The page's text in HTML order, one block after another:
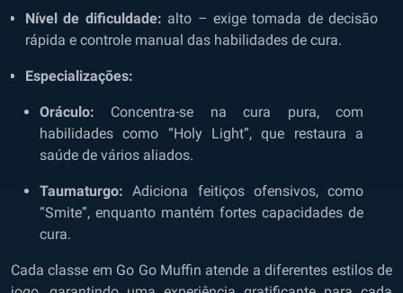
Nível de dificuldade: alto – exige tomada de decisão
rápida e controle manual das habilidades de cura.
Especializações:
Oráculo: Concentra-se na cura pura, com
habilidades como “Holy Light”, que restaura a
saúde de vários aliados.
Taumaturgo: Adiciona feitiços ofensivos, como
“Smite”, enquanto mantém fortes capacidades de
cura.
Cada classe em Go Go Muffin atende a diferentes estilos de